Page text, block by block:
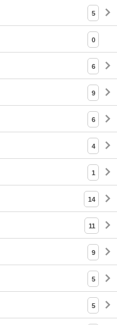
5
0
6
9
6
4
1
14
11
9
5
5